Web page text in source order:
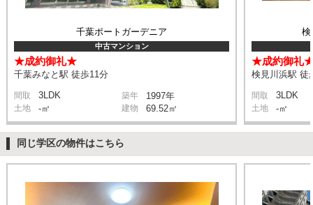
千葉ポートガーデニア
中古マンション
★成約御礼★
千葉みなと駅 徒歩11分
間取 3LDK 築年 1997年
土地 -㎡ 建物 69.52㎡
検
★成約御礼
検見川浜駅 徒
間取 3LDK
土地 -㎡
同じ学区の物件はこちら